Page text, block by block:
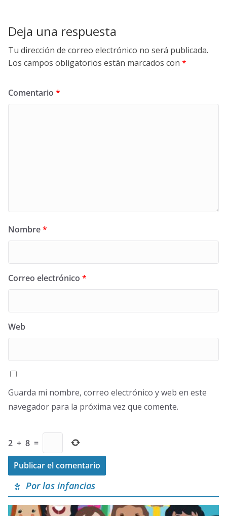
Deja una respuesta
Tu dirección de correo electrónico no será publicada.
Los campos obligatorios están marcados con *
Comentario *
Nombre*
Correo electrónico *
Web
Guarda mi nombre, correo electrónico y web en este
navegador para la próxima vez que comente.
2 + 8 =
Por las infancias